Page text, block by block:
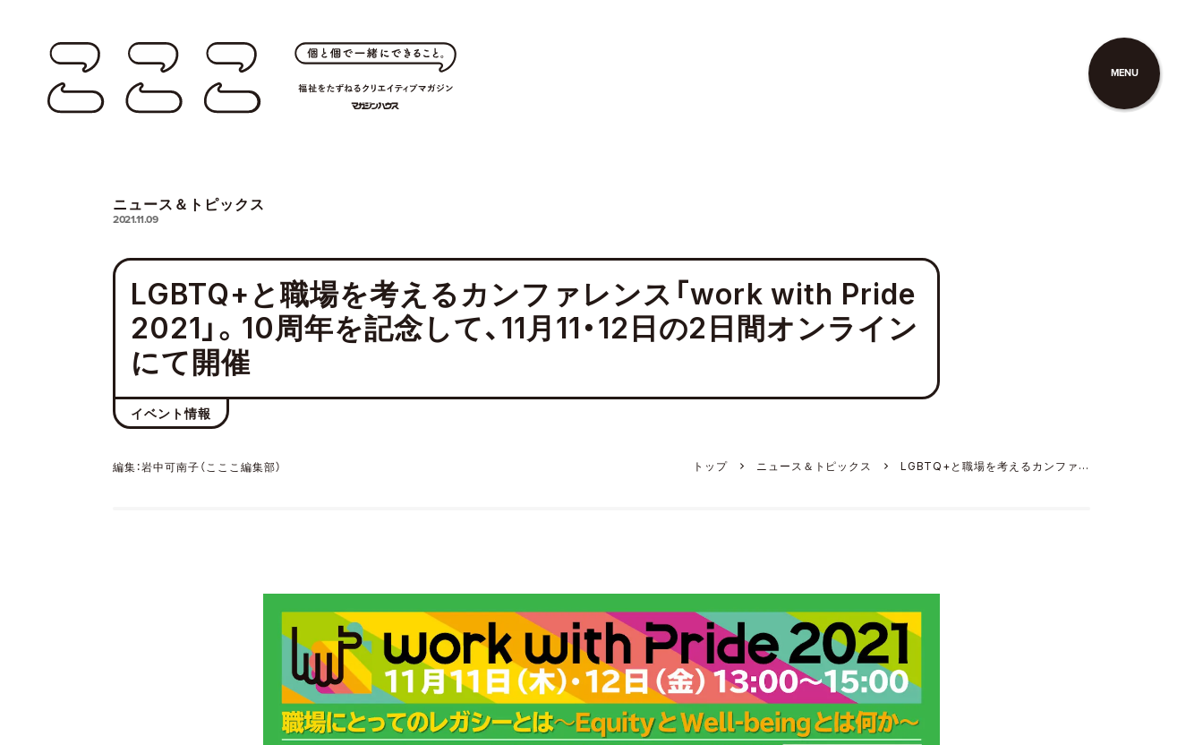
ニュース＆トピックス
2021.11.09
LGBTQ+と職場を考えるカンファレンス「work with Pride
2021」。10周年を記念して、11月11・12日の2日間オンライン
にて開催
イベント情報
編集：岩中可南子（こここ編集部） トップ ニュース＆トピックス
LGBTQ+と職場を考えるカンファレ
MENU